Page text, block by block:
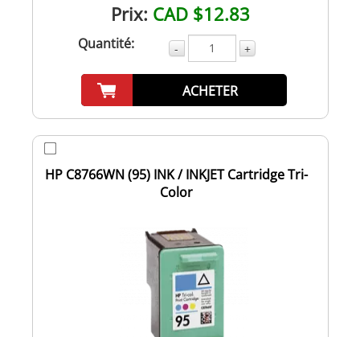
Prix: CAD $12.83
Quantité: - +
ACHETER
HP C8766WN (95) INK / INKJET Cartridge Tri-
Color